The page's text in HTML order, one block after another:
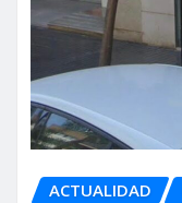
ACTUALIDAD